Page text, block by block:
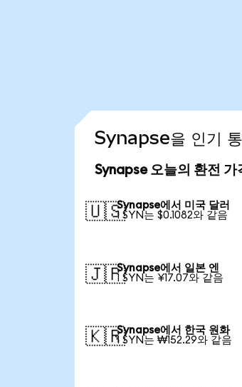
Synapse을 인기
Synapse 오늘의 환전 가
🇺🇸Synapse에서 미국 달러
1 SYN는 $0.1082와 같음
🇯🇵Synapse에서 일본 엔
1 SYN는 ¥17.07와 같음
🇰🇷Synapse에서 한국 원화
1 SYN는 ₩152.29와 같음